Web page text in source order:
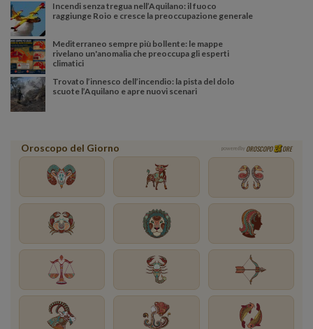
Incendi senza tregua nell’Aquilano: il fuoco
raggiunge Roio e cresce la preoccupazione generale
Mediterraneo sempre più bollente: le mappe
rivelano un'anomalia che preoccupa gli esperti
climatici
Trovato l’innesco dell’incendio: la pista del dolo
scuote l’Aquilano e apre nuovi scenari
Oroscopo del Giorno powered by OROSCOPO ORE